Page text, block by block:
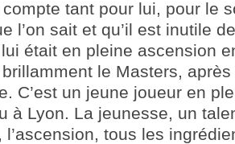
tant pour lui, pour le
l’on sait et qu’il est inutile
était en pleine ascension
le Masters,
C’est un jeune joueur en
à Lyon. La jeunesse, un
l’ascension, tous les